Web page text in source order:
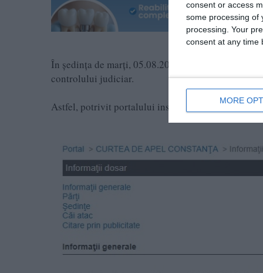
consent or access
some processing of
processing. Your
consent at any time
MORE
În ședința de marți, 05.08.2025, instanța a rămas
controlului judiciar.
Astfel, potrivit portalului instanțelor de judecată,